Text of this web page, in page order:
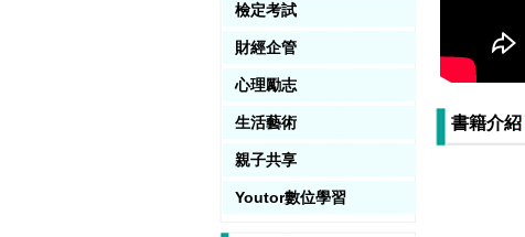
檢定考試
財經企管
心理勵志
生活藝術
親子共享
Youtor數位學習
書籍介紹